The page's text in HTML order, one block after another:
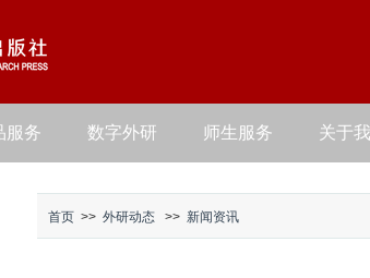
服务 数字外研 师生服务 关于
首页 >> 外研动态 >> 新闻资讯